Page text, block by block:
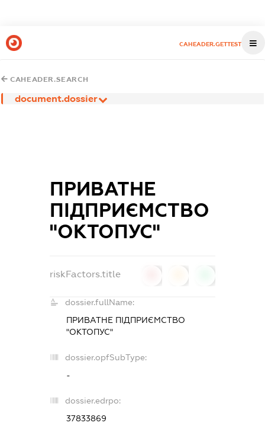
CAHEADER.GETTEST
CAHEADER.SEARCH
document.dossier
ПРИВАТНЕ
ПІДПРИЄМСТВО
"ОКТОПУС"
riskFactors.title
dossier.fullName:
ПРИВАТНЕ ПІДПРИЄМСТВО
"ОКТОПУС"
dossier.opfSubType:
-
dossier.edrpo:
37833869